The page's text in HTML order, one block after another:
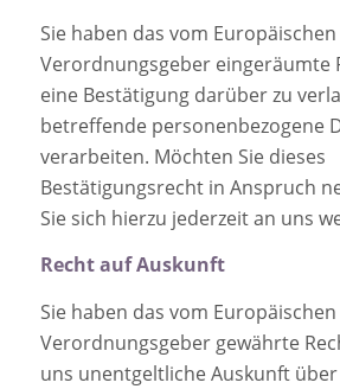
Sie haben das vom
Verordnungsgeber eingeräumte
eine Bestätigung darüber zu
betreffende personenbezogene
verarbeiten. Möchten Sie dieses
Bestätigungsrecht in Anspruch
Sie sich hierzu jederzeit an uns
Recht auf Auskunft
Sie haben das vom
Verordnungsgeber gewährte
uns unentgeltliche Auskunft